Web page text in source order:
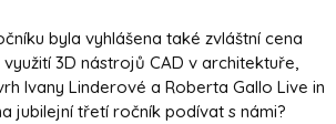
byla vyhlášena také zvláštní cena
3D nástrojů CAD v architektuře,
Ivany Linderové a Roberta Gallo Live in
jubilejní třetí ročník podívat s námi?